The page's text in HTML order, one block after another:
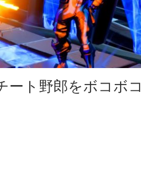
ート野郎をボコボコ